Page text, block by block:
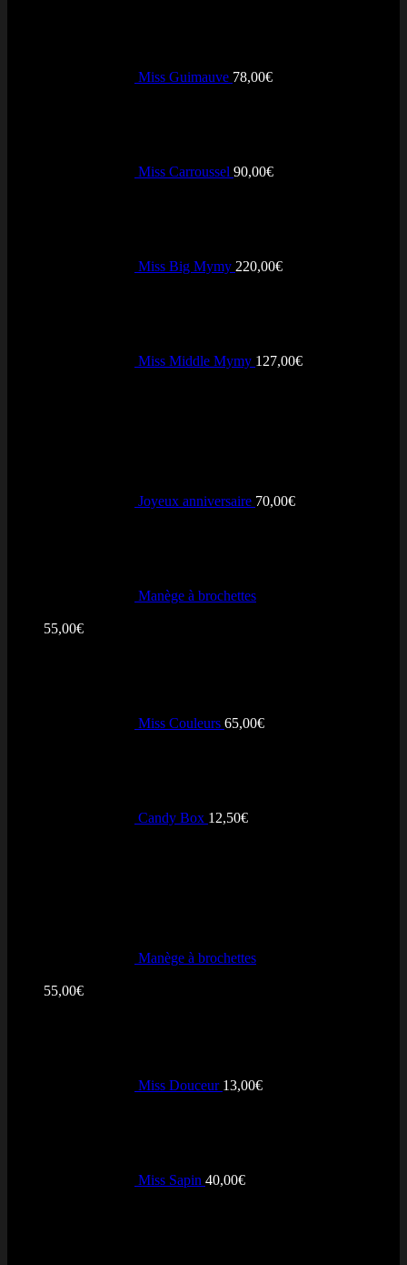
Miss Guimauve 78,00€
Miss Carroussel 90,00€
Miss Big Mymy 220,00€
Miss Middle Mymy 127,00€
Joyeux anniversaire 70,00€
Manège à brochettes
55,00€
Miss Couleurs 65,00€
Candy Box 12,50€
Manège à brochettes
55,00€
Miss Douceur 13,00€
Miss Sapin 40,00€